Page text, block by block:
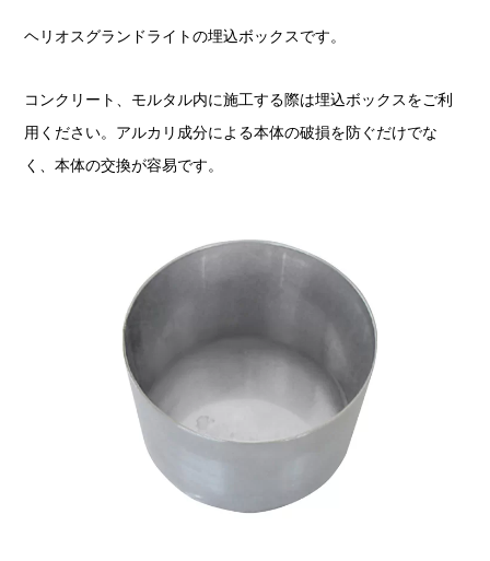
ヘリオスグランドライトの埋込ボックスです。
コンクリート、モルタル内に施工する際は埋込ボックスをご利
用ください。アルカリ成分による本体の破損を防ぐだけでな
く、本体の交換が容易です。